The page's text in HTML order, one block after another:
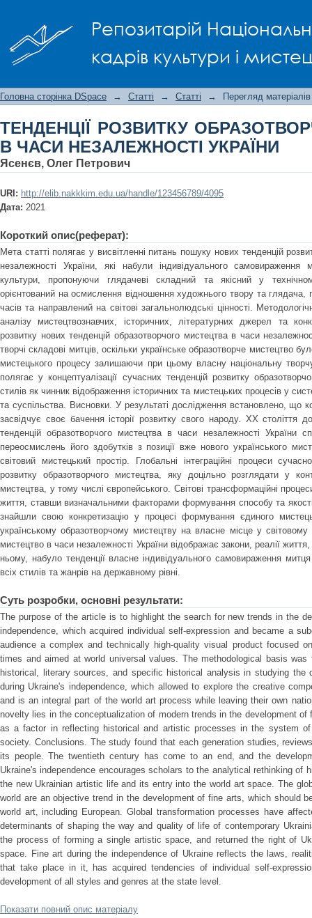
Репозитарій
кадрів культури і
УКРАЇНИ
Головна сторінка DSpace → Статті → Статті → Перегляд матеріалів
ТЕНДЕНЦІЇ РОЗВИТКУ
В ЧАСИ НЕЗАЛЕЖНОСТІ УКРАЇНИ
Ясенєв, Олег Петрович
URI: http://elib.nakkkim.edu.ua/handle/123456789/4095
Дата: 2021
Короткий опис(реферат):
Мета статті полягає у висвітленні питань пошуку нових тенденцій
незалежності України, які набули індивідуального
культури, пропонуючи глядачеві складний та якісний у
орієнтований на осмислення відношення художнього твору та глядача,
часів та направлений на світові загальнолюдські цінності.
аналізу мистецтвознавчих, історичних, літературних джерел та
розвитку нових тенденцій образотворчого мистецтва в часи
творчі складові митців, оскільки українське образотворче мистецтво
мистецького процесу залишаючи при цьому власну національну
полягає у концептуалізації сучасних тенденцій розвитку
стилів як чинник відображення історичних та мистецьких процесів у
та суспільства. Висновки. У результаті дослідження встановлено, що
засвідчує своє бачення історії розвитку свого народу. ХХ століття
тенденцій образотворчого мистецтва в часи незалежності України
переосмислень його здобутків з позиції вже нового українського
світовий мистецький простір. Глобальні інтеграційні процеси
розвитку образотворчого мистецтва, яку доцільно розглядати у
мистецтва, у тому числі європейського. Світові трансформаційні
життя, ставши визначальними факторами формування способу та
знайшли свою конкретизацію у процесі формування єдиного
українському образотворчому мистецтву на власне місце у
мистецтво в часи незалежності України відображає закони, реалії
ньому, набуло тенденції власне індивідуального самовираження
всіх стилів та жанрів на державному рівні.
Суть розробки, основні результати:
The purpose of the article is to highlight the search for new trends in the
independence, which acquired individual self-expression and became a
audience a complex and technically high-quality visual product focused
times and aimed at world universal values. The methodological basis
historical, literary sources, and specific historical analysis in studying the
during Ukraine's independence, which allowed to explore the creative
and is an integral part of the world art process while leaving their own
novelty lies in the conceptualization of modern trends in the development
as a factor in reflecting historical and artistic processes in the system of
society. Conclusions. The study found that each generation studies,
its people. The twentieth century has come to an end, and the
Ukraine's independence encourages scholars to the analytical rethinking of
the new Ukrainian artistic life and its entry into the world art space. The
world are an objective trend in the development of fine arts, which should
world art, including European. Global transformation processes have
determinants of shaping the way and quality of life of contemporary
the process of forming a single artistic space, and returned the right of
space. Fine art during the independence of Ukraine reflects the laws,
that take place in it, has acquired tendencies of individual self-
development of all styles and genres at the state level.
Показати повний опис матеріалу